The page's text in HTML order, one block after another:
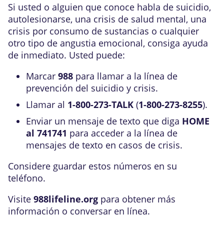
Si usted o alguien que conoce habla de suicidio,
autolesionarse, una crisis de salud mental, una
crisis por consumo de sustancias o cualquier
otro tipo de angustia emocional, consiga ayuda
de inmediato. Usted puede:
Marcar 988 para llamar a la línea de
prevención del suicidio y crisis.
Llamar al 1-800-273-TALK (1-800-273-8255).
Enviar un mensaje de texto que diga HOME
al 741741 para acceder a la línea de
mensajes de texto en casos de crisis.
Considere guardar estos números en su
teléfono.
Visite 988lifeline.org para obtener más
información o conversar en línea.